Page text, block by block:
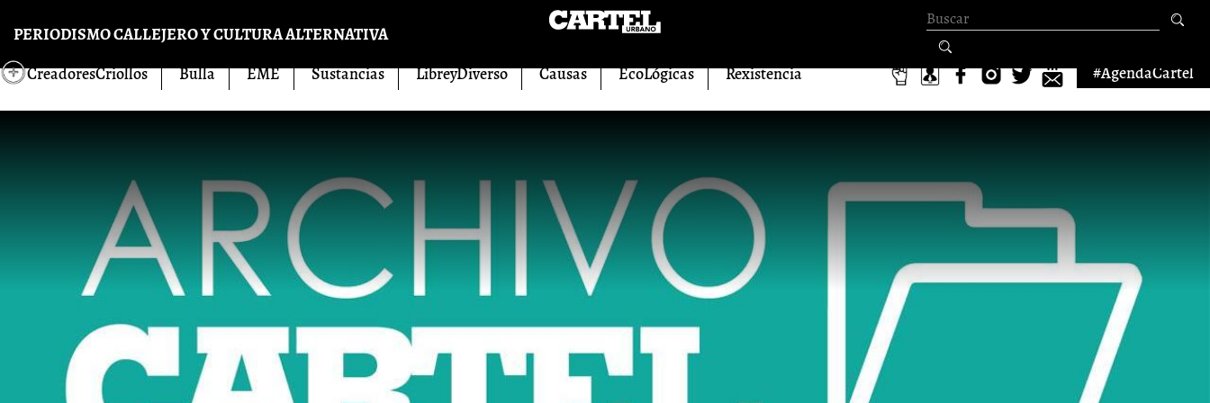
PERIODISMO CALLEJERO Y CULTURA ALTERNATIVA
Formulario de
búsqueda
CreadoresCriollos Bulla EME Sustancias LibreyDiverso Causas EcoLógicas Rexistencia #AgendaCartel